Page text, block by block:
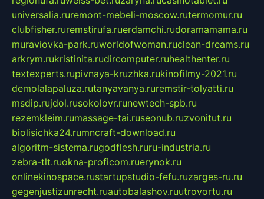
universalia.ruremont-mebeli-moscow.rutermomur.ru
clubfisher.ruremstirufa.ruerdamchi.rudoramamama.ru
muraviovka-park.ruworldofwoman.ruclean-dreams.ru
arkrym.rukristinita.rudircomputer.ruhealthenter.ru
textexperts.rupivnaya-kruzhka.rukinofilmy-2021.ru
demolalapaluza.rutanyavanya.ruremstir-tolyatti.ru
msdip.rujdol.rusokolovr.runewtech-spb.ru
rezemkleim.rumassage-tai.ruseonub.ruzvonitut.ru
biolisichka24.rumncraft-download.ru
algoritm-sistema.rugodflesh.ruru-industria.ru
zebra-tlt.ruokna-proficom.ruerynok.ru
onlinekinospace.rustartupstudio-fefu.ruzarges-ru.ru
gegenjustizunrecht.ruautobalashov.ruutrovortu.ru